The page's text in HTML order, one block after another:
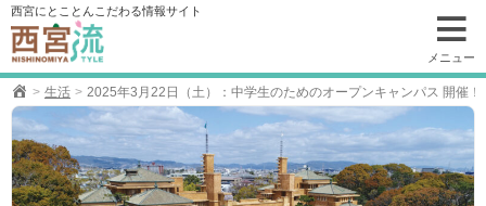
コ
ン
テ
ン
ツ
へ
移
動
西宮にとことんこだわる情報サイト
メニュー
生活 2025年3月22日（土）：中学生のためのオープンキャンパス 開催